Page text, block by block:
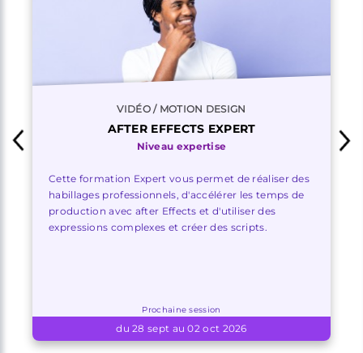
VIDÉO / MOTION DESIGN
AFTER EFFECTS EXPERT
Niveau expertise
Cette formation Expert vous permet de réaliser des
habillages professionnels, d'accélérer les temps de
production avec after Effects et d'utiliser des
expressions complexes et créer des scripts.
Prochaine session
du 28 sept au 02 oct 2026